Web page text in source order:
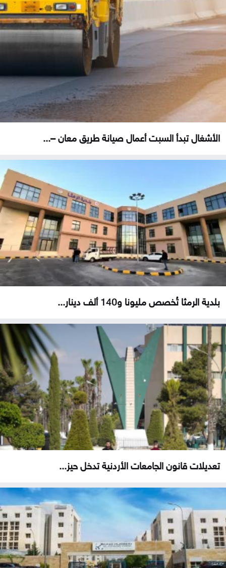
الأشغال تبدأ السبت أعمال صيانة طريق معان –...
بلدية الرمثا تُخصص مليونا و140 ألف دينار...
تعديلات قانون الجامعات الأردنية تدخل حيز...